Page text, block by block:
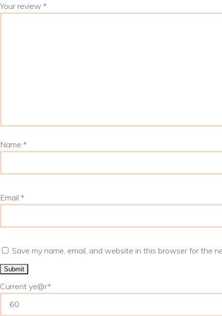
Your review *
Name *
Email *
Save my name, email, and website in this browser for the
Current ye@r*